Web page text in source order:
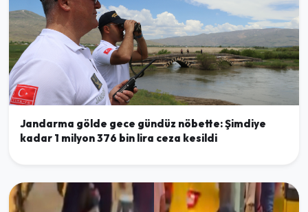
Jandarma gölde gece gündüz nöbette: Şimdiye
kadar 1 milyon 376 bin lira ceza kesildi